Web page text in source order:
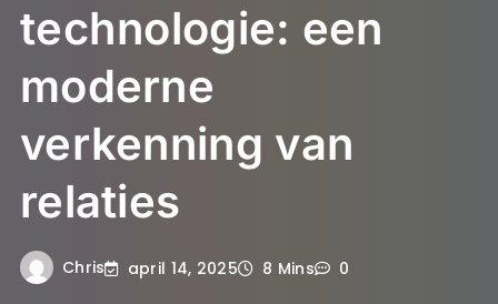
technologie: een
moderne
verkenning van
relaties
Chris april 14, 2025 8 Mins 0